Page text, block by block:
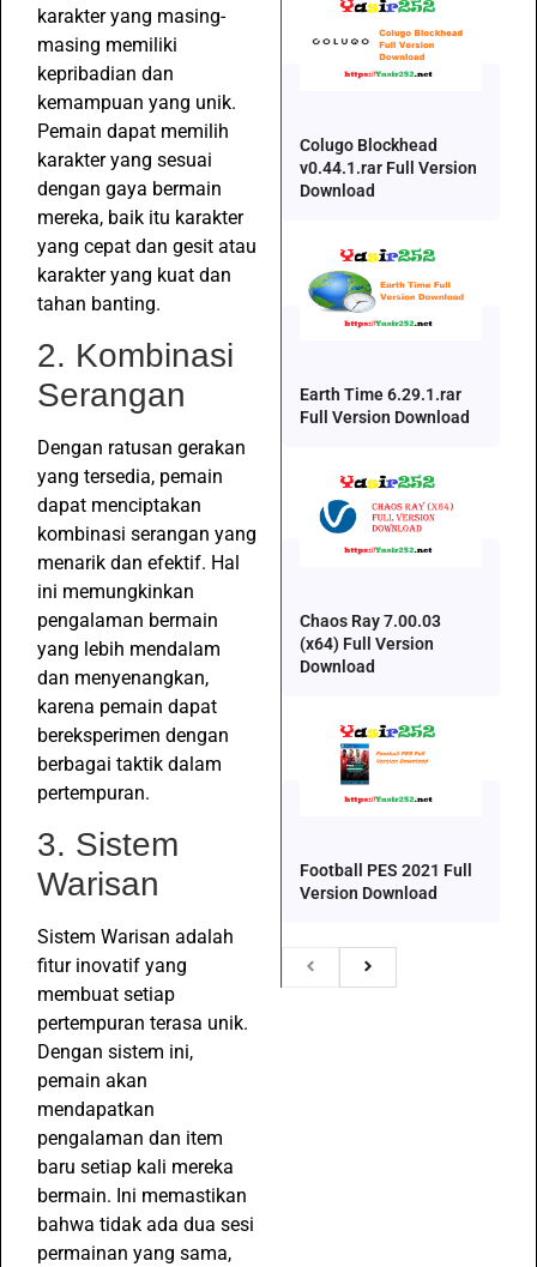
karakter yang masing-
masing memiliki
kepribadian dan
kemampuan yang unik.
Pemain dapat memilih
karakter yang sesuai
dengan gaya bermain
mereka, baik itu karakter
yang cepat dan gesit atau
karakter yang kuat dan
tahan banting.
2. Kombinasi
Serangan
Dengan ratusan gerakan
yang tersedia, pemain
dapat menciptakan
kombinasi serangan yang
menarik dan efektif. Hal
ini memungkinkan
pengalaman bermain
yang lebih mendalam
dan menyenangkan,
karena pemain dapat
bereksperimen dengan
berbagai taktik dalam
pertempuran.
3. Sistem
Warisan
Sistem Warisan adalah
fitur inovatif yang
membuat setiap
pertempuran terasa unik.
Dengan sistem ini,
pemain akan
mendapatkan
pengalaman dan item
baru setiap kali mereka
bermain. Ini memastikan
bahwa tidak ada dua sesi
permainan yang sama,
Colugo Blockhead
v0.44.1.rar Full Version
Download
Earth Time 6.29.1.rar
Full Version Download
Chaos Ray 7.00.03
(x64) Full Version
Download
Football PES 2021 Full
Version Download